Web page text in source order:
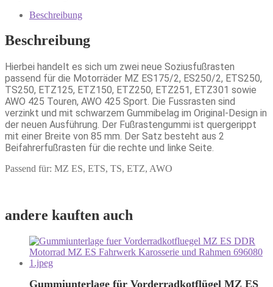
Beschreibung
Beschreibung
Hierbei handelt es sich um zwei neue Soziusfußrasten
passend für die Motorräder MZ ES175/2, ES250/2, ETS250,
TS250, ETZ125, ETZ150, ETZ250, ETZ251, ETZ301 sowie
AWO 425 Touren, AWO 425 Sport. Die Fussrasten sind
verzinkt und mit schwarzem Gummibelag im Original-Design in
der neuen Ausführung. Der Fußrastengummi ist quergerippt
mit einer Breite von 85 mm. Der Satz besteht aus 2
Beifahrerfußrasten für die rechte und linke Seite.
Passend für: MZ ES, ETS, TS, ETZ, AWO
andere kauften auch
Gummiunterlage für Vorderradkotflügel MZ ES